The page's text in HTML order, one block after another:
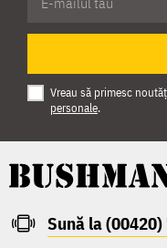
Vreau să primesc
personale.
Sună la